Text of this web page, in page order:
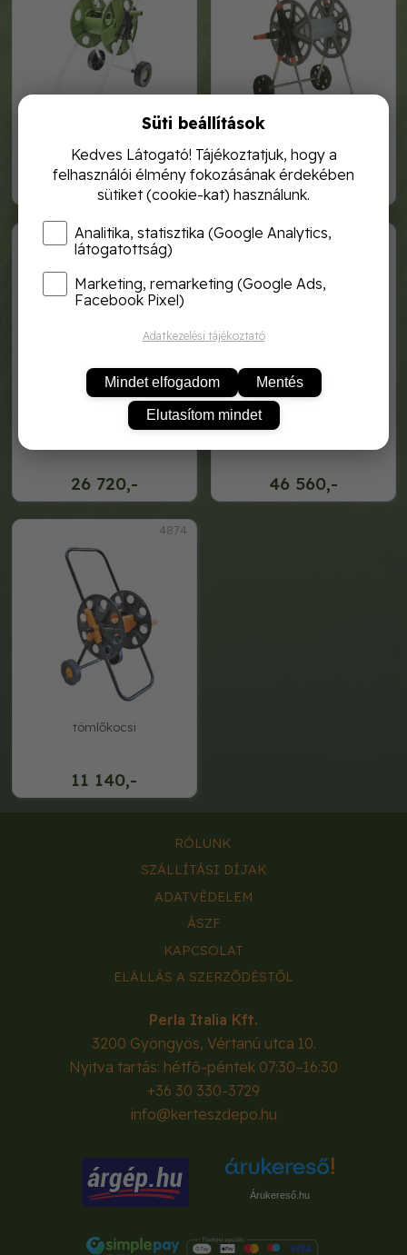
7 990,-
tömlőtartó kocsi (45m-es
locsolótömlőhöz)
23 760,-
siroflex tömlőkocsi
AG311
26 720,-
fém tömlőkocsi
46 560,-
maxi fém tömlőkocsi
4874
11 140,-
tömlőkocsi
RÓLUNK
SZÁLLÍTÁSI DÍJAK
ADATVÉDELEM
ÁSZF
KAPCSOLAT
ELÁLLÁS A SZERZŐDÉSTŐL
Perla Italia Kft.
3200 Gyöngyös, Vértanú utca 10.
Nyitva tartás: hétfő-péntek 07:30–16:30
+36 30 330-3729
info@kerteszdepo.hu
Árukereső.hu
Süti beállítások
Kedves Látogató! Tájékoztatjuk, hogy a
felhasználói élmény fokozásának érdekében
sütiket (cookie-kat) használunk.
Analitika, statisztika (Google Analytics,
látogatottság)
Marketing, remarketing (Google Ads,
Facebook Pixel)
Adatkezelési tájékoztató
Mindet elfogadom Mentés
Elutasítom mindet